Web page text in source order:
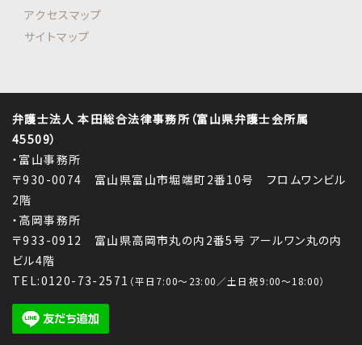
アクセスマップ
サイトマップ
弁護士法人 本田総合法律事務所（富山県弁護士会所属
45509）
・富山事務所
〒930-0074 富山県富山市堀端町2番10号 フロムワンビル
2階
・高岡事務所
〒933-0912 富山県高岡市丸の内2番5号 アールワン丸の内
ビル4階
TEL:0120-73-2571 （平日7:00～23:00／土日祝9:00～18:00）